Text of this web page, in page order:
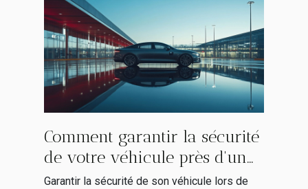
Comment garantir la sécurité
de votre véhicule près d'un
aéroport ?
Garantir la sécurité de son véhicule lors de